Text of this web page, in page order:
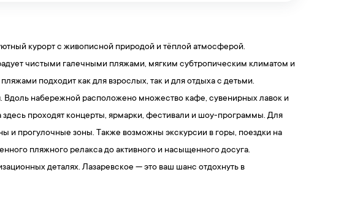
курорт с живописной природой и тёплой атмосферой.
чистыми галечными пляжами, мягким субтропическим климатом и
подходит как для взрослых, так и для отдыха с детьми.
Вдоль набережной расположено множество кафе, сувенирных лавок и
здесь проходят концерты, ярмарки, фестивали и шоу-программы. Для
и прогулочные зоны. Также возможны экскурсии в горы, поездки на
пляжного релакса до активного и насыщенного досуга.
деталях. Лазаревское — это ваш шанс отдохнуть в